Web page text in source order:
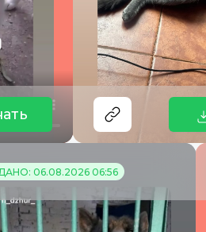
06.08.2026 06:56